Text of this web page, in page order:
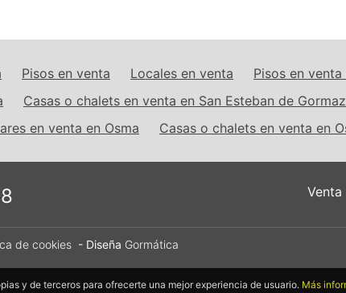
Pisos en venta Locales en venta
Pisos en
Casas o chalets en venta en San Esteban de Gormaz
en venta en Osma Casas o chalets en venta en
Venta
de cookies - Diseña Gormática
y de terceros para ofrecerte una mejor experiencia de usuario. Más